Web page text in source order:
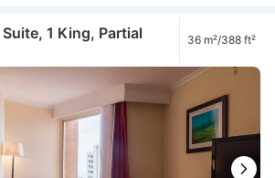
1 King, Partial
36 m²/388 ft²